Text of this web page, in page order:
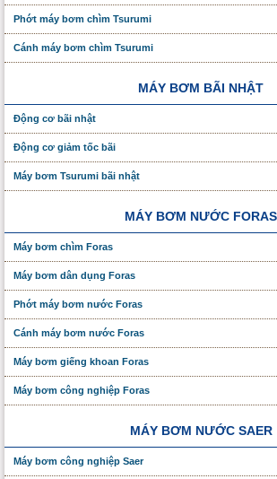
Phớt máy bơm chìm Tsurumi
Cánh máy bơm chìm Tsurumi
MÁY BƠM BÃI NHẬT
Động cơ bãi nhật
Động cơ giảm tốc bãi
Máy bơm Tsurumi bãi nhật
MÁY BƠM NƯỚC FORAS
Máy bơm chìm Foras
Máy bơm dân dụng Foras
Phớt máy bơm nước Foras
Cánh máy bơm nước Foras
Máy bơm giếng khoan Foras
Máy bơm công nghiệp Foras
MÁY BƠM NƯỚC SAER
Máy bơm công nghiệp Saer